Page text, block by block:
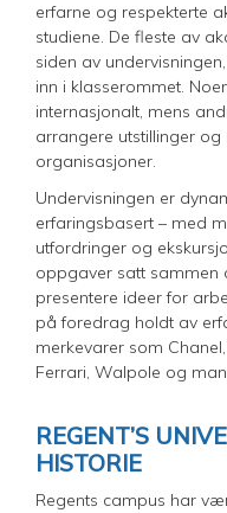
erfarne og respekterte
studiene. De fleste av
siden av
inn i klasserommet.
internasjonalt, mens
arrangere utstillinger
organisasjoner.
Undervisningen er
erfaringsbasert – med
utfordringer og
oppgaver satt sammen
presentere ideer for
på foredrag holdt av
merkevarer som
Ferrari, Walpole og
REGENT’S
HISTORIE
Regents campus har